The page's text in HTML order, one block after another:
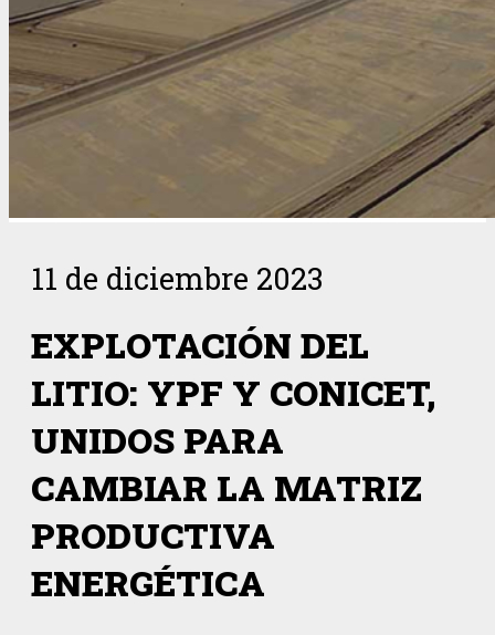
11 de diciembre 2023
EXPLOTACIÓN DEL
LITIO: YPF Y CONICET,
UNIDOS PARA
CAMBIAR LA MATRIZ
PRODUCTIVA
ENERGÉTICA